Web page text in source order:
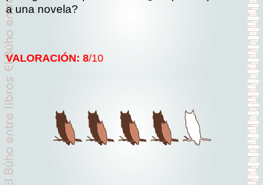
a una novela?
VALORACIÓN: 8/10